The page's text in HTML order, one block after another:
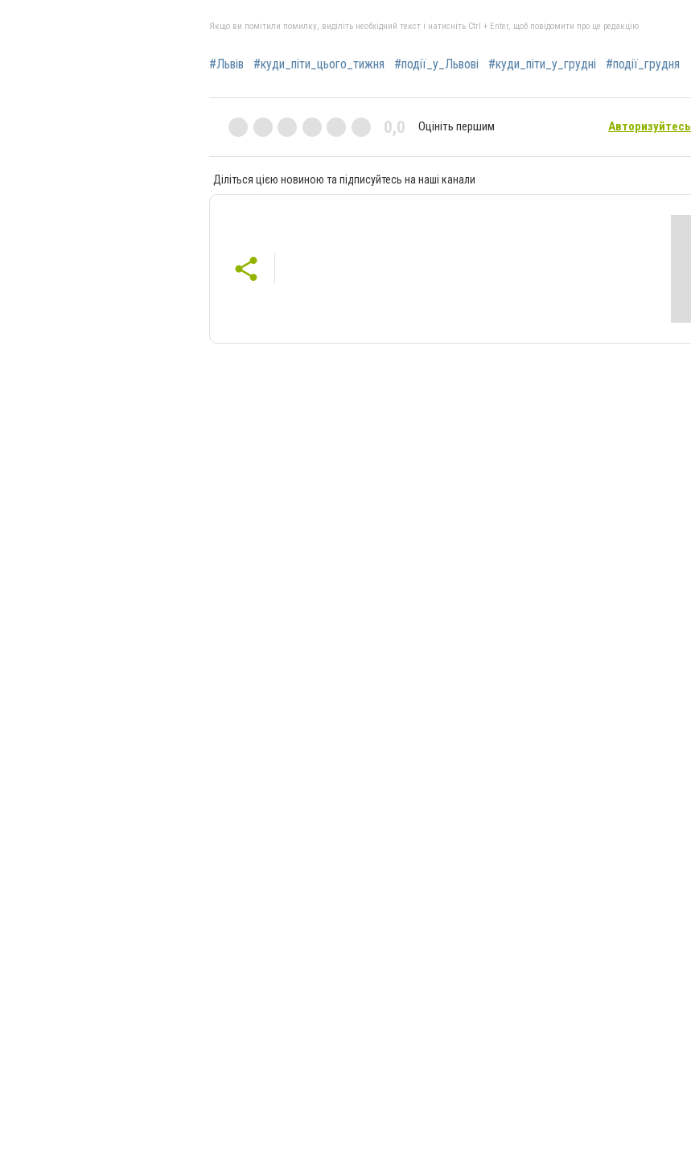
Якщо ви помітили помилку, виділіть необхідний текст і натисніть Ctrl + Enter, щоб повідомити про це редакцію
#Львів #куди_піти_цього_тижня #події_у_Львові #куди_піти_у_грудні #події_грудня
0,0 Оцініть першим Авторизуйтесь
Діліться цією новиною та підписуйтесь на наші канали